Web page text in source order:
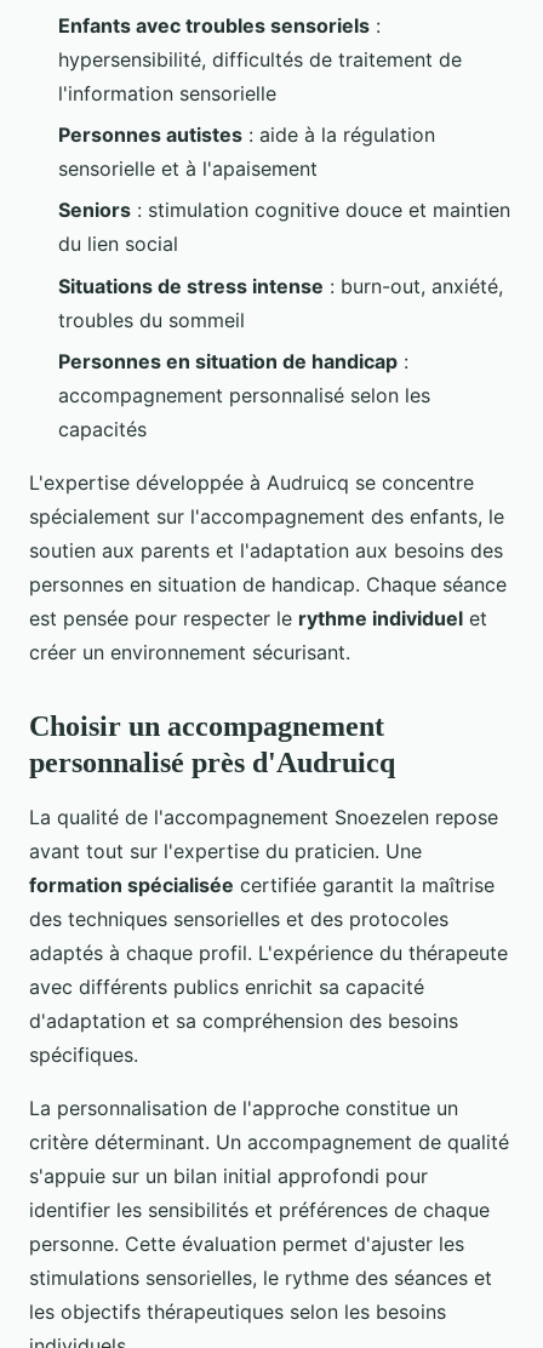
Enfants avec troubles sensoriels :
hypersensibilité, difficultés de traitement de
l'information sensorielle
Personnes autistes : aide à la régulation
sensorielle et à l'apaisement
Seniors : stimulation cognitive douce et maintien
du lien social
Situations de stress intense : burn-out, anxiété,
troubles du sommeil
Personnes en situation de handicap :
accompagnement personnalisé selon les
capacités
L'expertise développée à Audruicq se concentre
spécialement sur l'accompagnement des enfants, le
soutien aux parents et l'adaptation aux besoins des
personnes en situation de handicap. Chaque séance
est pensée pour respecter le rythme individuel et
créer un environnement sécurisant.
Choisir un accompagnement
personnalisé près d'Audruicq
La qualité de l'accompagnement Snoezelen repose
avant tout sur l'expertise du praticien. Une
formation spécialisée certifiée garantit la maîtrise
des techniques sensorielles et des protocoles
adaptés à chaque profil. L'expérience du thérapeute
avec différents publics enrichit sa capacité
d'adaptation et sa compréhension des besoins
spécifiques.
La personnalisation de l'approche constitue un
critère déterminant. Un accompagnement de qualité
s'appuie sur un bilan initial approfondi pour
identifier les sensibilités et préférences de chaque
personne. Cette évaluation permet d'ajuster les
stimulations sensorielles, le rythme des séances et
les objectifs thérapeutiques selon les besoins